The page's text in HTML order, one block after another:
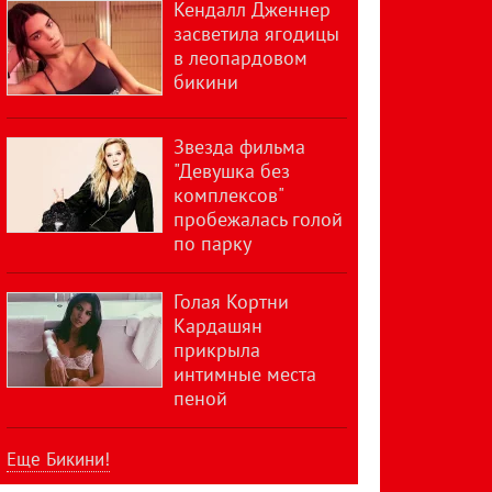
Кендалл Дженнер
засветила ягодицы
в леопардовом
бикини
Звезда фильма
"Девушка без
комплексов"
пробежалась голой
по парку
Голая Кортни
Кардашян
прикрыла
интимные места
пеной
Еще Бикини!